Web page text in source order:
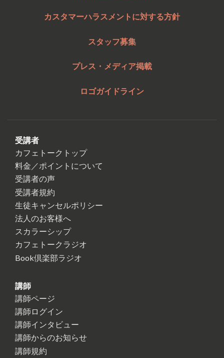
カスタマーハラスメントに対する方針
スタッフ募集
プレス・メディア掲載
ロゴガイドライン
受講者
カフェトークトップ
料金／ポイントについて
受講者の声
受講者規約
生徒キャンセルポリシー
法人のお客様へ
スカラーシップ
カフェトークラジオ
Book倶楽部ラジオ
講師
講師ページ
講師ログイン
講師インタビュー
講師からのお知らせ
講師規約